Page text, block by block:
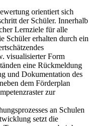
orientiert sich
der Schüler. Innerhalb
Lernziele für alle
Schüler erhalten durch ein
visualisierter Form
eine Rückmeldung
und Dokumentation des
dem Förderplan
zur
an Schulen
setzt die